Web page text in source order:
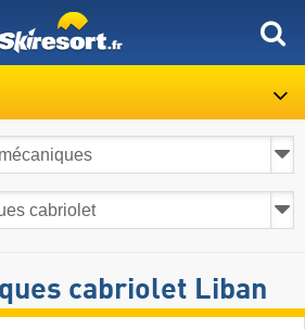
cabriolet Liban